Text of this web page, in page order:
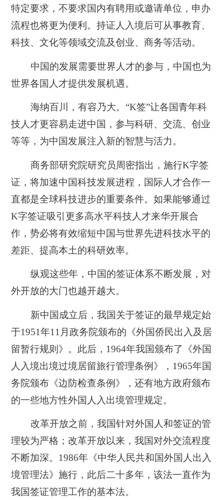
特定要求，不要求国内有聘用或邀请单位，申办
流程也将更为便利。持证人入境后可从事教育、
科技、文化等领域交流及创业、商务等活动。
中国的发展需要世界人才的参与，中国也为
世界各国人才提供发展机遇。
海纳百川，有容乃大。“K签”让各国青年科
技人才更容易走进中国，参与科研、交流、创业
等等，为中国发展注入新的智慧与活力。
商务部研究院研究员周密指出，施行K字签
证，将加速中国科技发展进程，国际人才合作一
直都是全球科技进步的重要条件。如果能够通过
K字签证吸引更多高水平科技人才来华开展合
作，势必将有效缩短中国与世界先进科技水平的
差距、提高本土的科研效率。
纵观这些年，中国的签证体系不断发展，对
外开放的大门也越开越大。
新中国成立后，我国关于签证的最早规定始
于1951年11月政务院颁布的《外国侨民出入及居
留暂行规则》。此后，1964年我国颁布了《外国
人入境出境过境居留旅行管理条例》，1965年国
务院颁布《边防检查条例》，还有地方政府颁布
的一些地方性外国人入出境管理规定。
改革开放之前，我国针对外国人和签证的管
理较为严格；改革开放以来，我国对外交流程度
不断加深。1986年《中华人民共和国外国人出入
境管理法》施行，此后二十多年，该法一直作为
我国签证管理工作的基本法。